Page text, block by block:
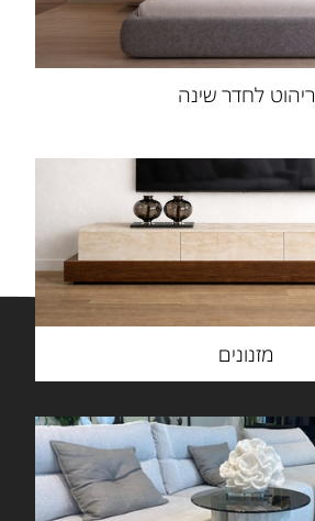
ריהוט לחדר שינה
מזנונים